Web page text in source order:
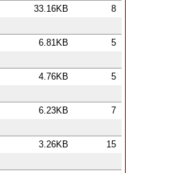
33.16KB 8
6.81KB 5
4.76KB 5
6.23KB 7
3.26KB 15